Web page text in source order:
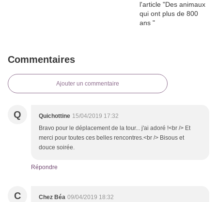
Commentaires
Ajouter un commentaire
Q Quichottine 15/04/2019 17:32
Bravo pour le déplacement de la tour... j'ai adoré !<br /> Et
merci pour toutes ces belles rencontres.<br /> Bisous et
douce soirée.
Répondre
C Chez Béa 09/04/2019 18:32